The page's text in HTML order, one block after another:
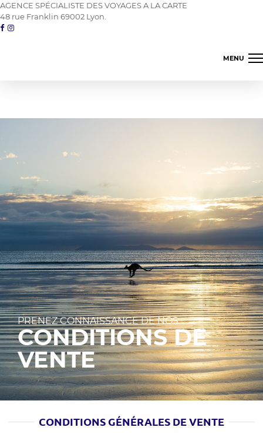
AGENCE SPÉCIALISTE DES VOYAGES A LA CARTE
48 rue Franklin 69002 Lyon.
MENU
Les îles
Océanie
Terres d'Afrique
04 78 42 98 82
PRENEZ CONNAISSANCE DE NOS
CONDITIONS DE
VENTE
CONDITIONS GÉNÉRALES DE VENTE